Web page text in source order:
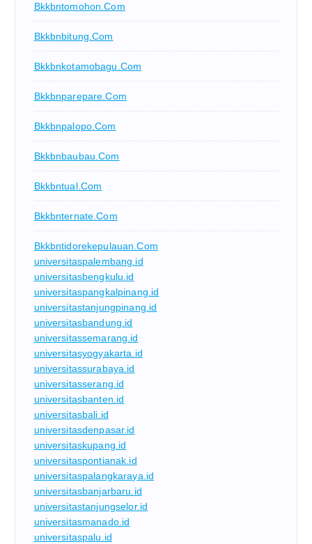
Bkkbntomohon.com
Bkkbnbitung.com
Bkkbnkotamobagu.com
Bkkbnparepare.com
Bkkbnpalopo.com
Bkkbnbaubau.com
Bkkbntual.com
Bkkbnternate.com
Bkkbntidorekepulauan.com
universitaspalembang.id
universitasbengkulu.id
universitaspangkalpinang.id
universitastanjungpinang.id
universitasbandung.id
universitassemarang.id
universitasyogyakarta.id
universitassurabaya.id
universitasserang.id
universitasbanten.id
universitasbali.id
universitasdenpasar.id
universitaskupang.id
universitaspontianak.id
universitaspalangkaraya.id
universitasbanjarbaru.id
universitastanjungselor.id
universitasmanado.id
universitaspalu.id